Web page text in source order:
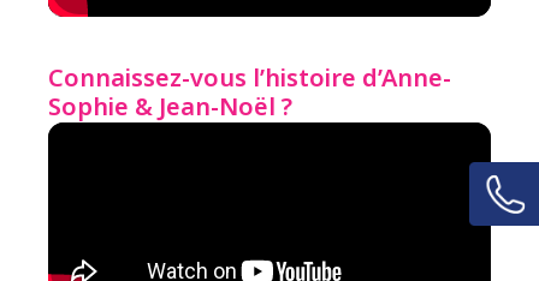
Connaissez-vous l’histoire d’Anne-
Sophie & Jean-Noël ?